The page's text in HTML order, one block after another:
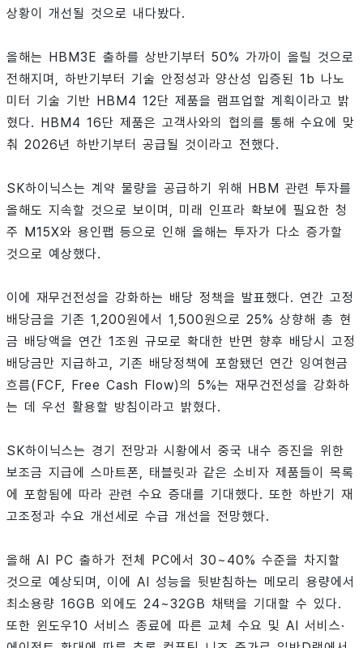
상황이 개선될 것으로 내다봤다.
올해는 HBM3E 출하를 상반기부터 50% 가까이 올릴 것으로
전해지며, 하반기부터 기술 안정성과 양산성 입증된 1b 나노
미터 기술 기반 HBM4 12단 제품을 램프업할 계획이라고 밝
혔다. HBM4 16단 제품은 고객사와의 협의를 통해 수요에 맞
춰 2026년 하반기부터 공급될 것이라고 전했다.
SK하이닉스는 계약 물량을 공급하기 위해 HBM 관련 투자를
올해도 지속할 것으로 보이며, 미래 인프라 확보에 필요한 청
주 M15X와 용인팹 등으로 인해 올해는 투자가 다소 증가할
것으로 예상했다.
이에 재무건전성을 강화하는 배당 정책을 발표했다. 연간 고정
배당금을 기존 1,200원에서 1,500원으로 25% 상향해 총 현
금 배당액을 연간 1조원 규모로 확대한 반면 향후 배당시 고정
배당금만 지급하고, 기존 배당정책에 포함됐던 연간 잉여현금
흐름(FCF, Free Cash Flow)의 5%는 재무건전성을 강화하
는 데 우선 활용할 방침이라고 밝혔다.
SK하이닉스는 경기 전망과 시황에서 중국 내수 증진을 위한
보조금 지급에 스마트폰, 태블릿과 같은 소비자 제품들이 목록
에 포함됨에 따라 관련 수요 증대를 기대했다. 또한 하반기 재
고조정과 수요 개선세로 수급 개선을 전망했다.
올해 AI PC 출하가 전체 PC에서 30~40% 수준을 차지할
것으로 예상되며, 이에 AI 성능을 뒷받침하는 메모리 용량에서
최소용량 16GB 외에도 24~32GB 채택을 기대할 수 있다.
또한 윈도우10 서비스 종료에 따른 교체 수요 및 AI 서비스·